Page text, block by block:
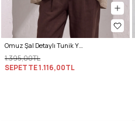
Omuz Şal Detaylı Tunik Y0156 - VİZON
1.395,00TL
SEPETTE1.116,00TL